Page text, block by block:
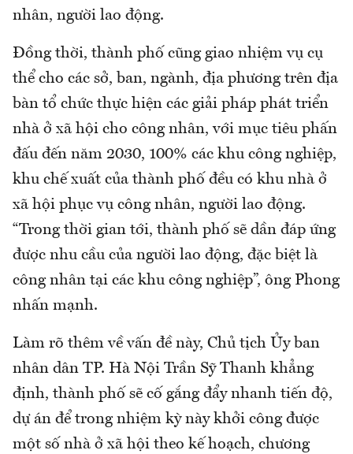
nhân, người lao động.
Đồng thời, thành phố cũng giao nhiệm vụ cụ
thể cho các sở, ban, ngành, địa phương trên địa
bàn tổ chức thực hiện các giải pháp phát triển
nhà ở xã hội cho công nhân, với mục tiêu phấn
đấu đến năm 2030, 100% các khu công nghiệp,
khu chế xuất của thành phố đều có khu nhà ở
xã hội phục vụ công nhân, người lao động.
“Trong thời gian tới, thành phố sẽ dần đáp ứng
được nhu cầu của người lao động, đặc biệt là
công nhân tại các khu công nghiệp”, ông Phong
nhấn mạnh.
Làm rõ thêm về vấn đề này, Chủ tịch Ủy ban
nhân dân TP. Hà Nội Trần Sỹ Thanh khẳng
định, thành phố sẽ cố gắng đẩy nhanh tiến độ,
dự án để trong nhiệm kỳ này khởi công được
một số nhà ở xã hội theo kế hoạch, chương